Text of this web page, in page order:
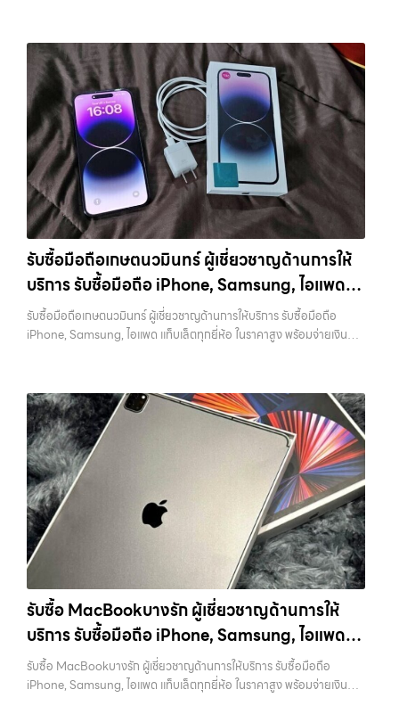
แค่เครื่องใช้ไฟฟ้า แต่เป็นทรัพย์สินที่มีมูลค่า คุณอาจต้องการเปลี่ยนรุ่น หรือ
ต้องการเงินด่วน เราจึงมอบบริการประเมินสภาพเครื่อง ฟรี ปราบปราม
ความยุ่งยากทั้งหลาย โดยเน้น โปร่งใส มั่นใจได้ และจ่ายเงินทันทีเมื่อตกลง
ซื้อขายสำเร็จ บริการของเราครอบคลุมทั้ง iPhone สายใหม่-เก่า,
Samsung ทุกรุ่น, iPad และแท็บเล็ตทุกแบรนด์ เรารับถึงแม้จะอยู่ในสภาพ
ใช้งานแล้ว ตกแต่งแล้ว หรือมีรอยบ้าง เพราะมูลค่าของเครื่องไม่ได้ขึ้นอยู่แค่
ยี่ห้อ แต่ขึ้นอยู่กับสภาพจริง ความครบชุด และความสะดวกในการขายของ
คุณ เราจึงตั้งใจให้บริการในเขต ลาดพร้าว, รัชดา, บางรัก, แจ้งวัฒนะ,
บางแค, วัชรพล, รามอินทรา, บางนา, บางพลี, เกษตรนวมินทร์, เสนานิคม,
วังหิน อย่างเต็มที่ ไม่ว่าคุณจะค้นหาคำว่า “รับซื้อมือถือใกล้ฉัน”, “รับซื้อ
โทรศัพท์มือสองกรุงเทพ”, “ขาย iPad ได้ราคา”, “รับซื้อแท็บเล็ต กรุงเทพ
ถึงที่”, หรือ “รับซื้อ Samsung มือสอง ราคาสูง” — ที่นี่คือคำตอบ เพราะ
บริการของเรามุ่งตรงให้คุณได้รับราคาและความสะดวกสบายที่เหนือกว่า
เลือกเราแล้วคุณจะได้บริการที่คุณไว้วางใจ พร้อมทีมงานที่พร้อมอำนวย
ความสะดวก นัดรับถึงที่ ตรวจสภาพอย่างมืออาชีพ และจ่ายเงินทันที
ทั้งหมดนี้เพื่อให้การขายอุปกรณ์ของคุณเป็นเรื่องง่ายขึ้น ดีกว่า รวดเร็วกว่า
และคุ้มค่ากว่า ทำไมต้องเลือกเรา ผู้เชี่ยวชาญด้านการให้บริการ รับซื้อมือถือ
วัชรพล, รามอินทรา, รวมถึง บางนา, บางพลี, เกษตรนวมินทร์, เสนานิคม,
วังหินไม่ว่าคุณจะต้องการ รับซื้อโทรศัพท์, รับซื้อแมคบุค, รับซื้อโน๊ตบุ๊ค, รับ
ซื้อแท็บเล็ต, หรือบริการอื่นๆ เกี่ยวกับสินค้าไอที กรุงเทพฯ – เราพร้อมให้
บริการครบวงจร บริการของเรา เราให้บริการแบบครบวงจรสำหรับลูกค้าที่
ต้องการขายอุปกรณ์ไอที ไม่ว่าจะเป็น: รับซื้อไอโฟน ทุกรุ่น…
วัชรพล รามอินทรา รับซื้อแท็บเล็ตรามอินทรา — รับซื้อมือถือ หรือ รับซื้อ
แท็บเล็ต ที่ให้ราคาเป็นธรรมและบริการรวดเร็ว บริการครอบคลุมทั่วกรุงเทพ
และพื้นที่ใกล้เคียง รับซื้อแท็บเล็ตรามอินทรา รับซื้อมือถือ หรือ รับซื้อ
แท็บเล็ต ที่ให้ราคาเป็นธรรมและบริการรวดเร็ว บริการครอบคลุมทั่วกรุงเทพ
และพื้นที่ใกล้เคียง รับซื้อ… รับซื้อแท็บเล็ตรามอินทรา รับซื้อ Samsung
และมือถือ Android ทุกยี่ห้อ ไม่ว่าจะรุ่นใหม่หรือรุ่นเก่า ประสบการณ์เหนือ
ระดับกับการ รับซื้อไอโฟน, รับซื้อไอแพด, รับซื้อมือถือ ยินดีต้อนรับสู่ “รับซื้อ
ขายมือถือ.com” เว็บไซต์ที่คุณไว้วางใจได้ สำหรับบริการ รับซื้อ มือถือ
iPhone, Samsung, iPad, แท็บเล็ต ทุกยี่ห้อ ให้ราคาสูง พร้อมจ่ายเงิน
ทันที ครอบคลุมพื้นที่ ลาดพร้าว, รัชดา, บางรัก, แจ้งวัฒนะ, บางแค, วัชรพล,
รามอินทรา และเขตกรุงเทพฯ ใกล้ “ใกล้ ฉัน” ที่สุด ในยุคที่สมาร์ทโฟน
แท็บเล็ต และอุปกรณ์ไอทีใหม่ๆ เปลี่ยนรุ่นกันแทบทุกช่วงเวลา อุปกรณ์ที่คุณ
ใช้แล้วอาจกลายเป็นของที่ไม่ได้ใช้งานอยู่เฉยๆ เว็บไซต์ของเราจึงเกิดขึ้นเพื่อ
เป็นทางเลือกให้คุณสามารถเปลี่ยนอุปกรณ์ที่ไม่ใช้แล้วให้กลายเป็นเงินสดได้
ทันที ด้วยบริการ รับซื้อไอโฟน, รับซื้อไอแพด, รับซื้อมือถือ, รับซื้อโทรศัพท์,
รับซื้อโน๊ตบุ๊ค, รับซื้อแท็บเล็ต, รับซื้อสินค้าไอทีกรุงเทพมหานคร อย่างครบ
วงจร ไม่ว่าคุณจะอยู่โซนเมืองหรือเขตชานเมือง เรามีทีมงานพร้อมให้บริการ
ทรัพย์สินที่มีมูลค่า คุณอาจต้องการเปลี่ยนรุ่น หรือต้องการเงินด่วน เราจึง
มอบบริการประเมินสภาพเครื่อง ฟรี ปราบปรามความยุ่งยากทั้งหลาย โดย
เน้น โปร่งใส มั่นใจได้ และจ่ายเงินทันทีเมื่อตกลงซื้อขายสำเร็จ บริการของเรา
ครอบคลุมทั้ง iPhone สายใหม่-เก่า, Samsung ทุกรุ่น, iPad และแท็บเล็ต
ทุกแบรนด์ เรารับถึงแม้จะอยู่ในสภาพใช้งานแล้ว ตกแต่งแล้ว หรือมีรอยบ้าง
เพราะมูลค่าของเครื่องไม่ได้ขึ้นอยู่แค่ยี่ห้อ แต่ขึ้นอยู่กับสภาพจริง ความครบ
ชุด และความสะดวกในการขายของคุณ เราจึงตั้งใจให้บริการในเขต
ลาดพร้าว, รัชดา, บางรัก, แจ้งวัฒนะ, บางแค, วัชรพล, รามอินทรา, บางนา,
บางพลี, เกษตรนวมินทร์, เสนานิคม, วังหิน อย่างเต็มที่ ไม่ว่าคุณจะค้นหาคำ
ว่า “รับซื้อมือถือใกล้ฉัน”, “รับซื้อโทรศัพท์มือสองกรุงเทพ”, “ขาย iPad ได้
ราคา”, “รับซื้อแท็บเล็ต กรุงเทพถึงที่”, หรือ “รับซื้อ Samsung มือสอง
ราคาสูง” — ที่นี่คือคำตอบ เพราะบริการของเรามุ่งตรงให้คุณได้รับราคาและ
ความสะดวกสบายที่เหนือกว่า เลือกเราแล้วคุณจะได้บริการที่คุณไว้วางใจ
พร้อมทีมงานที่พร้อมอำนวยความสะดวก นัดรับถึงที่ ตรวจสภาพอย่างมือ
อาชีพ และจ่ายเงินทันที ทั้งหมดนี้เพื่อให้การขายอุปกรณ์ของคุณเป็นเรื่อง
ง่ายขึ้น ดีกว่า รวดเร็วกว่า และคุ้มค่ากว่า ทำไมต้องเลือกเรา ผู้เชี่ยวชาญด้าน
การให้บริการ รับซื้อมือถือ iPhone, Samsung, ไอแพด แท็บเล็ตทุกยี่ห้อ ใน
รับซื้อมือถือเกษตนวมินทร์ ผู้เชี่ยวชาญด้านการให้
บริการ รับซื้อมือถือ iPhone, Samsung, ไอแพด
แท็บเล็ตทุกยี่ห้อ ในราคาสูง พร้อมจ่ายเงินทันที
รับซื้อมือถือเกษตนวมินทร์ ผู้เชี่ยวชาญด้านการให้บริการ รับซื้อมือถือ
iPhone, Samsung, ไอแพด แท็บเล็ตทุกยี่ห้อ ในราคาสูง พร้อมจ่ายเงิน
บางแค วัชรพล รามอินทรา รับซื้อมือถือเกษตนวมินทร์ — ผู้เชี่ยวชาญด้าน
การให้บริการ รับซื้อมือถือ iPhone, Samsung, ไอแพด แท็บเล็ตทุกยี่ห้อ ใน
ราคาสูง พร้อมจ่ายเงินทันที รับซื้อมือถือเกษตนวมินทร์ ผู้เชี่ยวชาญด้านการ
ให้บริการ รับซื้อมือถือ iPhone, Samsung, ไอแพด แท็บเล็ตทุกยี่ห้อ ใน
ราคาสูง พร้อมจ่ายเงินทันที รับซื้อ iPhone… รับซื้อมือถือเกษตนวมินทร์
รับซื้อ iPhone ทุกรุ่น ให้ราคาสูง พร้อมจ่ายเงินทันที ประสบการณ์เหนือ
ระดับกับการ รับซื้อไอโฟน, รับซื้อไอแพด, รับซื้อมือถือ ยินดีต้อนรับสู่ “รับซื้อ
ขายมือถือ.com” เว็บไซต์ที่คุณไว้วางใจได้ สำหรับบริการ รับซื้อ มือถือ
iPhone, Samsung, iPad, แท็บเล็ต ทุกยี่ห้อ ให้ราคาสูง พร้อมจ่ายเงิน
ทันที ครอบคลุมพื้นที่ ลาดพร้าว, รัชดา, บางรัก, แจ้งวัฒนะ, บางแค, วัชรพล,
รามอินทรา และเขตกรุงเทพฯ ใกล้ “ใกล้ ฉัน” ที่สุด ในยุคที่สมาร์ทโฟน
แท็บเล็ต และอุปกรณ์ไอทีใหม่ๆ เปลี่ยนรุ่นกันแทบทุกช่วงเวลา อุปกรณ์ที่คุณ
ใช้แล้วอาจกลายเป็นของที่ไม่ได้ใช้งานอยู่เฉยๆ เว็บไซต์ของเราจึงเกิดขึ้นเพื่อ
เป็นทางเลือกให้คุณสามารถเปลี่ยนอุปกรณ์ที่ไม่ใช้แล้วให้กลายเป็นเงินสดได้
ทันที ด้วยบริการ รับซื้อไอโฟน, รับซื้อไอแพด, รับซื้อมือถือ, รับซื้อโทรศัพท์,
รับซื้อโน๊ตบุ๊ค, รับซื้อแท็บเล็ต, รับซื้อสินค้าไอทีกรุงเทพมหานคร อย่างครบ
วงจร ไม่ว่าคุณจะอยู่โซนเมืองหรือเขตชานเมือง เรามีทีมงานพร้อมให้บริการ
รับซื้อ MacBookบางรัก ผู้เชี่ยวชาญด้านการให้
บริการ รับซื้อมือถือ iPhone, Samsung, ไอแพด
แท็บเล็ตทุกยี่ห้อ ในราคาสูง พร้อมจ่ายเงินทันที
รับซื้อ MacBookบางรัก ผู้เชี่ยวชาญด้านการให้บริการ รับซื้อมือถือ
iPhone, Samsung, ไอแพด แท็บเล็ตทุกยี่ห้อ ในราคาสูง พร้อมจ่ายเงิน